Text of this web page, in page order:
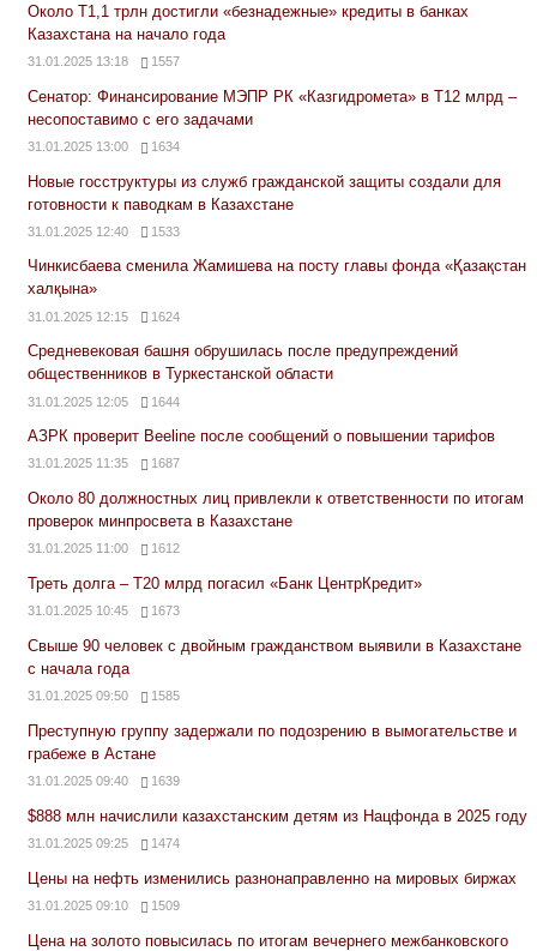
Около Т1,1 трлн достигли «безнадежные» кредиты в банках
Казахстана на начало года
31.01.2025 13:18 1557
Сенатор: Финансирование МЭПР РК «Казгидромета» в Т12 млрд –
несопоставимо с его задачами
31.01.2025 13:00 1634
Новые госструктуры из служб гражданской защиты создали для
готовности к паводкам в Казахстане
31.01.2025 12:40 1533
Чинкисбаева сменила Жамишева на посту главы фонда «Қазақстан
халқына»
31.01.2025 12:15 1624
Средневековая башня обрушилась после предупреждений
общественников в Туркестанской области
31.01.2025 12:05 1644
АЗРК проверит Beeline после сообщений о повышении тарифов
31.01.2025 11:35 1687
Около 80 должностных лиц привлекли к ответственности по итогам
проверок минпросвета в Казахстане
31.01.2025 11:00 1612
Треть долга – Т20 млрд погасил «Банк ЦентрКредит»
31.01.2025 10:45 1673
Свыше 90 человек с двойным гражданством выявили в Казахстане
с начала года
31.01.2025 09:50 1585
Преступную группу задержали по подозрению в вымогательстве и
грабеже в Астане
31.01.2025 09:40 1639
$888 млн начислили казахстанским детям из Нацфонда в 2025 году
31.01.2025 09:25 1474
Цены на нефть изменились разнонаправленно на мировых биржах
31.01.2025 09:10 1509
Цена на золото повысилась по итогам вечернего межбанковского